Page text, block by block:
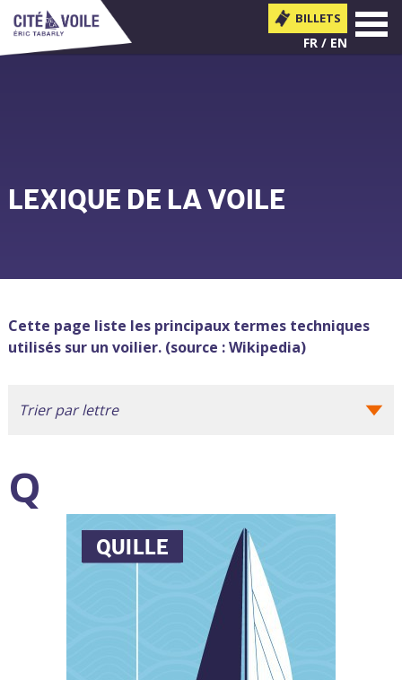
BILLETS
FR EN
MENU
LEXIQUE DE LA VOILE
Vous êtes ici
Cette page liste les principaux termes techniques
utilisés sur un voilier. (source : Wikipedia)
Trier par lettre
Q
QUILLE